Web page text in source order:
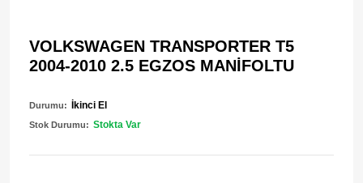
VOLKSWAGEN TRANSPORTER T5
2004-2010 2.5 EGZOS MANİFOLTU
Durumu: İkinci El
Stok Durumu: Stokta Var